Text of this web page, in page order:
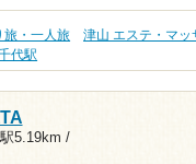
旅・一人旅 津山 エステ・マッ
代駅
5.19km /